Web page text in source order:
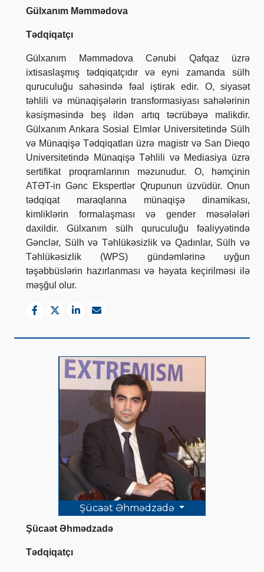
Gülxanım Məmmədova
Tədqiqatçı
Gülxanım Məmmədova Cənubi Qafqaz üzrə
ixtisaslaşmış tədqiqatçıdır və eyni zamanda sülh
quruculuğu sahəsində fəal iştirak edir. O, siyasət
təhlili və münaqişələrin transformasiyası sahələrinin
kəsişməsində beş ildən artıq təcrübəyə malikdir.
Gülxanım Ankara Sosial Elmlər Universitetində Sülh
və Münaqişə Tədqiqatları üzrə magistr və San Dieqo
Universitetində Münaqişə Təhlili və Mediasiya üzrə
sertifikat proqramlarının məzunudur. O, həmçinin
ATƏT-in Gənc Ekspertlər Qrupunun üzvüdür. Onun
tədqiqat maraqlarına münaqişə dinamikası,
kimliklərin formalaşması və gender məsələləri
daxildir. Gülxanım sülh quruculuğu fəaliyyətində
Gənclər, Sülh və Təhlükəsizlik və Qadınlar, Sülh və
Təhlükəsizlik (WPS) gündəmlərinə uyğun
təşəbbüslərin hazırlanması və həyata keçirilməsi ilə
məşğul olur.
Şücaət Əhmədzadə
Şücaət Əhmədzadə
Tədqiqatçı